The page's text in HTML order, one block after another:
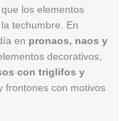
los elementos
techumbre. En
en pronaos, naos y
decorativos,
con triglifos y
frontones con motivos